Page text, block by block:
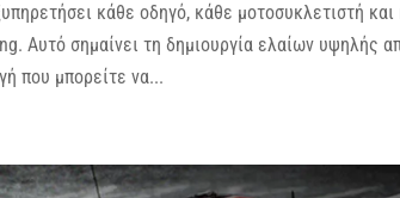
κάθε οδηγό, κάθε μοτοσυκλετιστή
Αυτό σημαίνει τη δημιουργία ελαίων υψηλής
που μπορείτε να...